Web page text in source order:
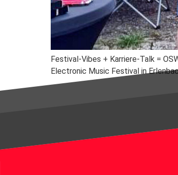
Festival-Vibes + Karriere-Talk =
Electronic Music Festival in